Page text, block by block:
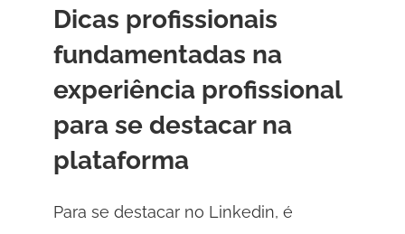
Dicas profissionais
fundamentadas na
experiência profissional
para se destacar na
plataforma
Para se destacar no Linkedin, é